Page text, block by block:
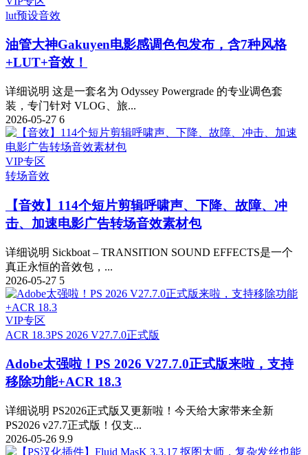
lut预设音效
油管大神Gakuyen电影感调色包发布，含7种风格
+LUT+音效！
详细说明 这是一套名为 Odyssey Powergrade 的专业调色套
装，专门针对 VLOG、旅...
2026-05-27 6
VIP专区
转场音效
【音效】114个短片剪辑呼啸声、下降、故障、冲
击、加速电影广告转场音效素材包
详细说明 Sickboat – TRANSITION SOUND EFFECTS是一个
真正永恒的音效包，...
2026-05-27 5
VIP专区
ACR 18.3PS 2026 V27.7.0正式版
Adobe太强啦！PS 2026 V27.7.0正式版来啦，支持
移除功能+ACR 18.3
详细说明 PS2026正式版又更新啦！今天给大家带来全新
PS2026 v27.7正式版！仅支...
2026-05-26 9.9